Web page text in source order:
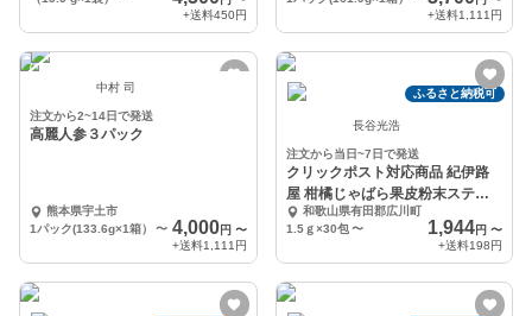
+送料450円
+送料1,111円
中村 司
注文から2~14日で発送
高麗人参３パック
熊本県宇土市
1パック(133.6g×1箱）
〜 4,000円 〜
+送料1,111円
ふるさと納税可
長谷光浩
注文から当日~7日で発送
クリックポスト対応商品 紀伊路
屋 柑橘じゃばら果皮粉末スティ
ックタイプ30
和歌山県有田郡広川町
1.5ｇ×30包 〜 1,944円 〜
+送料198円